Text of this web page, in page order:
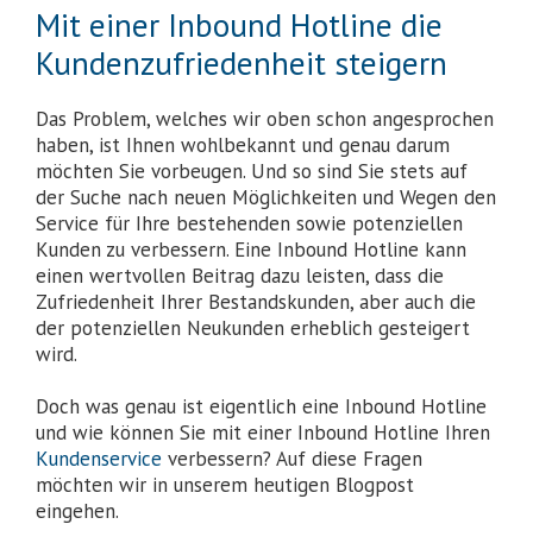
Mit einer Inbound Hotline die
Kundenzufriedenheit steigern
Das Problem, welches wir oben schon angesprochen
haben, ist Ihnen wohlbekannt und genau darum
möchten Sie vorbeugen. Und so sind Sie stets auf
der Suche nach neuen Möglichkeiten und Wegen den
Service für Ihre bestehenden sowie potenziellen
Kunden zu verbessern. Eine Inbound Hotline kann
einen wertvollen Beitrag dazu leisten, dass die
Zufriedenheit Ihrer Bestandskunden, aber auch die
der potenziellen Neukunden erheblich gesteigert
wird.
Doch was genau ist eigentlich eine Inbound Hotline
und wie können Sie mit einer Inbound Hotline Ihren
Kundenservice verbessern? Auf diese Fragen
möchten wir in unserem heutigen Blogpost
eingehen.